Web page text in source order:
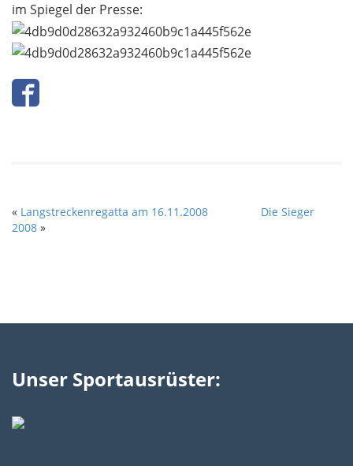
im Spiegel der Presse:
« Langstreckenregatta am 16.11.2008
Die Sieger
2008 »
Unser Sportausrüster: